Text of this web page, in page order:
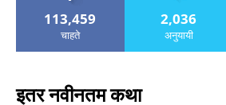
113,459
चाहते
2,036
अनुयायी
इतर नवीनतम कथा